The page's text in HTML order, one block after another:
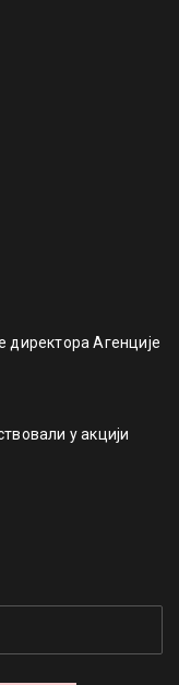
директора Агенције
у акцији